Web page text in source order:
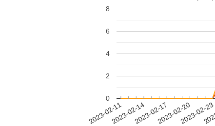
2023-02-112023-02-142023-02-172023-02-202023-02-23
0
2
4
6
8